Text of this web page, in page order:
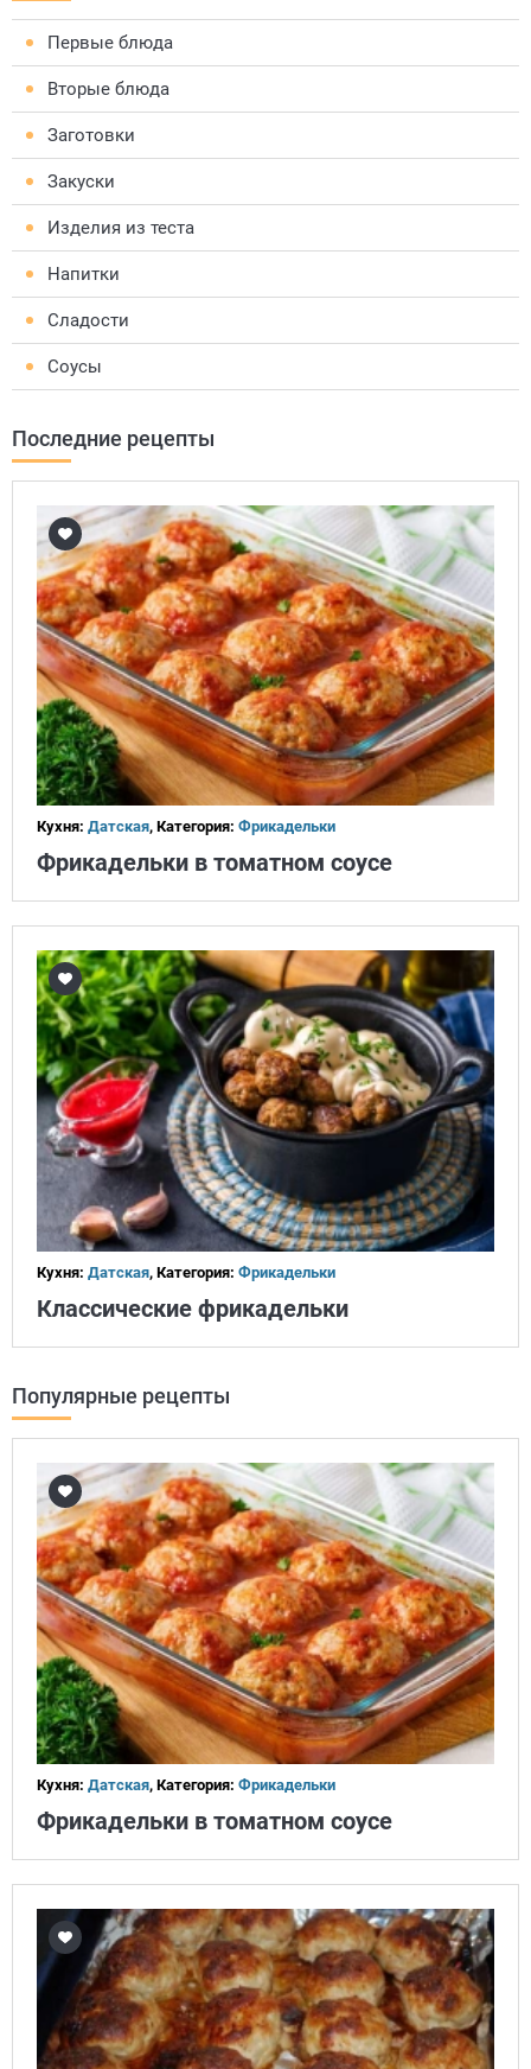
Первые блюда
Вторые блюда
Заготовки
Закуски
Изделия из теста
Напитки
Сладости
Соусы
Последние рецепты
Кухня: Датская, Категория: Фрикадельки
Фрикадельки в томатном соусе
Кухня: Датская, Категория: Фрикадельки
Классические фрикадельки
Популярные рецепты
Кухня: Датская, Категория: Фрикадельки
Фрикадельки в томатном соусе